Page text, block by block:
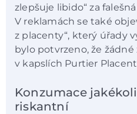
zlepšuje libido“ za
V reklamách se také
z placenty“, který úřady
bylo potvrzeno, že
v kapslích Purtier
Konzumace
riskantní